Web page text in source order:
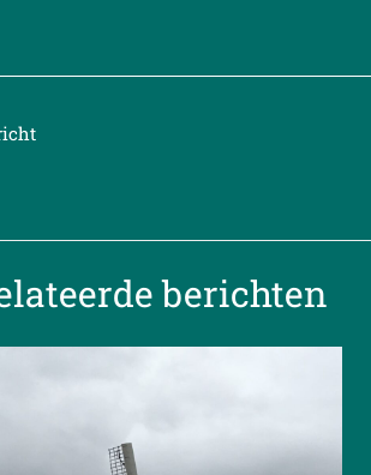
berichten